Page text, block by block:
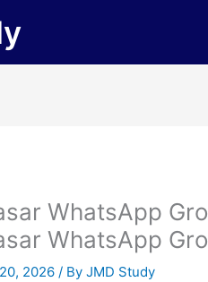
WhatsApp
WhatsApp
2026/ ByJMD Study